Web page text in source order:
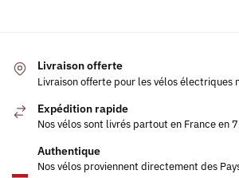
Livraison offerte
Livraison offerte pour les vélos électriques
Expédition rapide
Nos vélos sont livrés partout en France en
Authentique
Nos vélos proviennent directement des